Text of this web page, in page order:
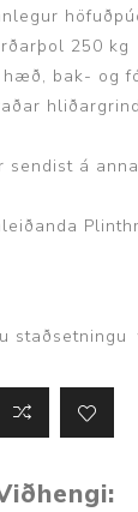
borð
250 kg
hæð, bak- og
sendist á
staðsetningu